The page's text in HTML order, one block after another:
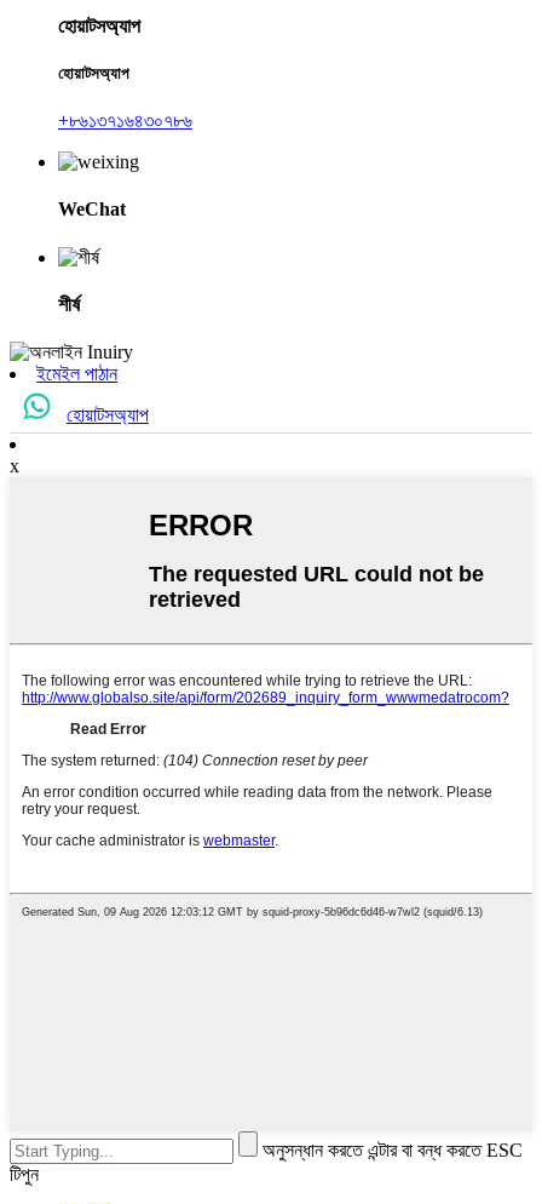
হোয়াটসঅ্যাপ
হোয়াটসঅ্যাপ
+৮৬১৩৭১৬৪৩০৭৮৬
WeChat
শীর্ষ
ইমেইল পাঠান
হোয়াটসঅ্যাপ
x
অনুসন্ধান করতে এন্টার বা বন্ধ করতে ESC
টিপুন